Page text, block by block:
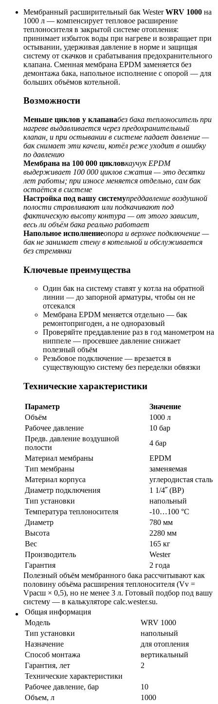
Мембранный расширительный бак WesterWRV 1000 на
1000 л — компенсирует тепловое расширение
теплоносителя в закрытой системе отопления:
принимает избыток воды при нагреве и возвращает при
остывании, удерживая давление в норме и защищая
систему от скачков и срабатывания предохранительного
клапана. Сменная мембрана EPDM заменяется без
демонтажа бака, напольное исполнение с опорой — для
больших объёмов котельной.
Возможности
Меньше циклов у клапанабез бака теплоноситель при
нагреве выдавливается через предохранительный
клапан, и при остывании в системе падает давление —
бак снимает эти качели, котёл реже уходит в ошибку
по давлению
Мембрана на 100 000 цикловкаучук EPDM
выдерживает 100 000 циклов сжатия — это десятки
лет работы; при износе меняется отдельно, сам бак
остаётся в системе
Настройка под вашу системупреддавление воздушной
полости стравливают или подкачивают под
фактическую высоту контура — от этого зависит,
весь ли объём бака реально работает
Напольное исполнениеопора и верхнее подключение —
бак не занимает стену в котельной и обслуживается
без стремянки
Ключевые преимущества
Один бак на систему ставят у котла на обратной
линии — до запорной арматуры, чтобы он не
отсекался
Мембрана EPDM меняется отдельно — бак
ремонтопригоден, а не одноразовый
Проверяйте преддавление раз в год манометром на
ниппеле — просевшее давление снижает
полезный объём
Резьбовое подключение — врезается в
существующую систему без переделки обвязки
Технические характеристики
Параметр
Значение
Объём
1000 л
Рабочее давление
10 бар
Предв. давление воздушной
полости
4 бар
Материал мембраны
EPDM
Тип мембраны
заменяемая
Материал корпуса
углеродистая сталь
Диаметр подключения
1 1/4˝ (ВР)
Тип установки
напольный
Температура теплоносителя
-10…100 °C
Диаметр
780 мм
Высота
2280 мм
Вес
165 кг
Производитель
Wester
Гарантия
2 года
Полезный объём мембранного бака рассчитывают как
половину объёма расширения теплоносителя (Vv =
Vрасш × 0,5), но не менее 3 л. Готовый подбор под вашу
систему — в калькуляторе calc.wester.su.
Общая информация
Модель
WRV 1000
Тип установки
напольный
Назначение
для отопления
Способ монтажа
вертикальный
Гарантия, лет
2
Технические характеристики
Рабочее давление, бар
10
Объем, л
1000